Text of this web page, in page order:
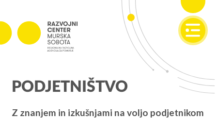
Projekti v izvajanju
PODJETNIŠTVO
Z znanjem in izkušnjami na voljo podjetnikom